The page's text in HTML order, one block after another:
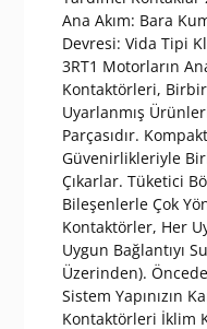
Ana Akım: Bara
Devresi: Vida Tipi
3RT1 Motorların
Kontaktörleri,
Uyarlanmış
Parçasıdır.
Güvenirlikleriyle
Çıkarlar. Tüketici
Bileşenlerle Çok
Kontaktörler, Her
Uygun Bağlantıyı
Üzerinden).
Sistem Yapınızın
Kontaktörleri İklim